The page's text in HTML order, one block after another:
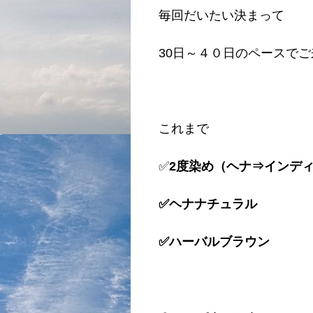
毎回だいたい決まって
30日～４０日のペースで
これまで
✅2度染め（ヘナ⇒インディ
✅ヘナナチュラル
✅ハーバルブラウン